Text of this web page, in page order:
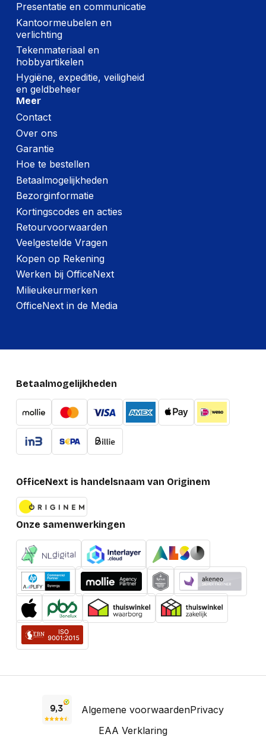
Presentatie en communicatie
Kantoormeubelen en
verlichting
Tekenmateriaal en
hobbyartikelen
Hygiëne, expeditie, veiligheid
en geldbeheer
Meer
Contact
Over ons
Garantie
Hoe te bestellen
Betaalmogelijkheden
Bezorginformatie
Kortingscodes en acties
Retourvoorwaarden
Veelgestelde Vragen
Kopen op Rekening
Werken bij OfficeNext
Milieukeurmerken
OfficeNext in de Media
Betaalmogelijkheden
OfficeNext is handelsnaam van Originem
Onze samenwerkingen
Algemene voorwaardenPrivacy
EAA Verklaring